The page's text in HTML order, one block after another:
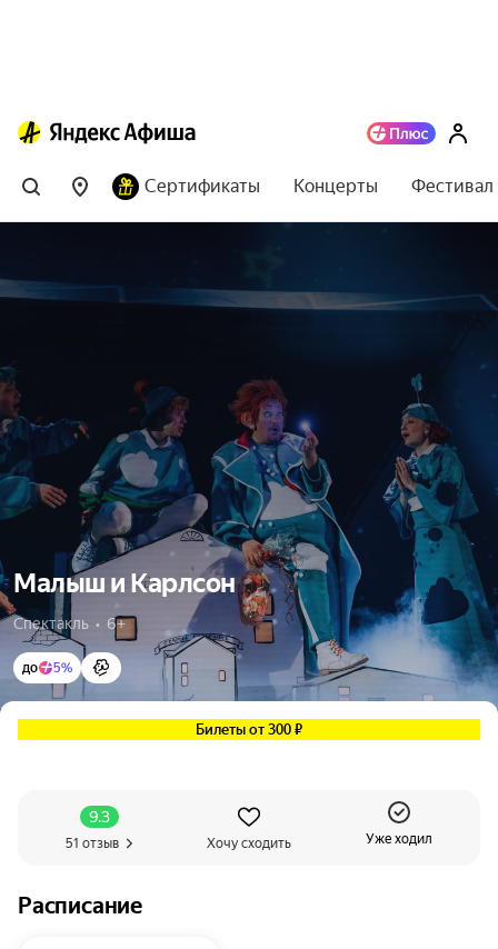
Сертификаты Концерты
Малыш и Карлсон
Спектакль  •  6+
до 5%
Билеты от 300 ₽
9.3
51 отзыв Хочу сходить Уже ходил
Расписание